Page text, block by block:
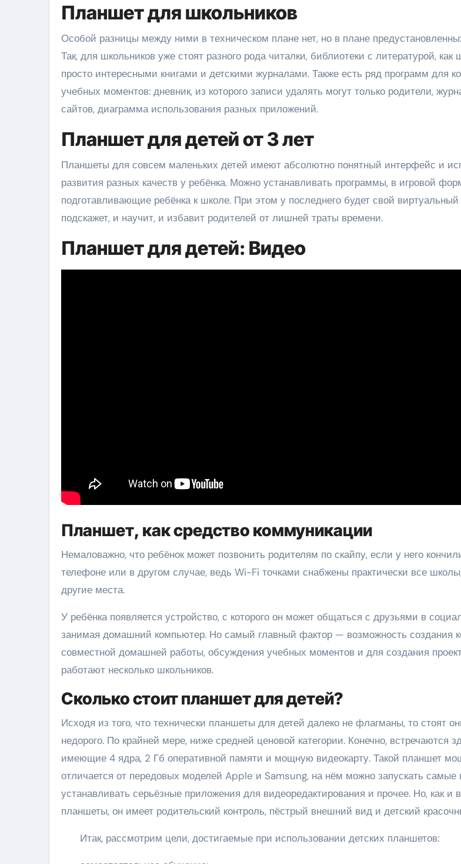
Планшет для школьников
Особой разницы между ними в техническом плане нет, но в плане
Так, для школьников уже стоят разного рода читалки, библиотеки с литературой, как
просто интересными книгами и детскими журналами. Также есть ряд программ для
учебных моментов: дневник, из которого записи удалять могут только родители,
сайтов, диаграмма использования разных приложений.
Планшет для детей от 3 лет
Планшеты для совсем маленьких детей имеют абсолютно понятный интерфейс и
развития разных качеств у ребёнка. Можно устанавливать программы, в игровой
подготавливающие ребёнка к школе. При этом у последнего будет свой виртуальный
подскажет, и научит, и избавит родителей от лишней траты времени.
Планшет для детей: Видео
Планшет, как средство коммуникации
Немаловажно, что ребёнок может позвонить родителям по скайпу, если у него
телефоне или в другом случае, ведь Wi-Fi точками снабжены практически все
другие места.
У ребёнка появляется устройство, с которого он может общаться с друзьями в
занимая домашний компьютер. Но самый главный фактор — возможность создания
совместной домашней работы, обсуждения учебных моментов и для создания
работают несколько школьников.
Сколько стоит планшет для детей?
Исходя из того, что технически планшеты для детей далеко не флагманы, то стоят
недорого. По крайней мере, ниже средней ценовой категории. Конечно, встречаются
имеющие 4 ядра, 2 Гб оперативной памяти и мощную видеокарту. Такой планшет
отличается от передовых моделей Apple и Samsung, на нём можно запускать самые
устанавливать серьёзные приложения для видеоредактирования и прочее. Но, как и
планшеты, он имеет родительский контроль, пёстрый внешний вид и детский
Итак, рассмотрим цели, достигаемые при использовании детских планшетов: